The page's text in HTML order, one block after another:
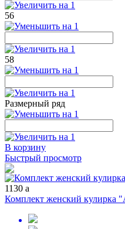
56
58
Размерный ряд
В корзину
Быстрый просмотр
1130 a
Комплект женский